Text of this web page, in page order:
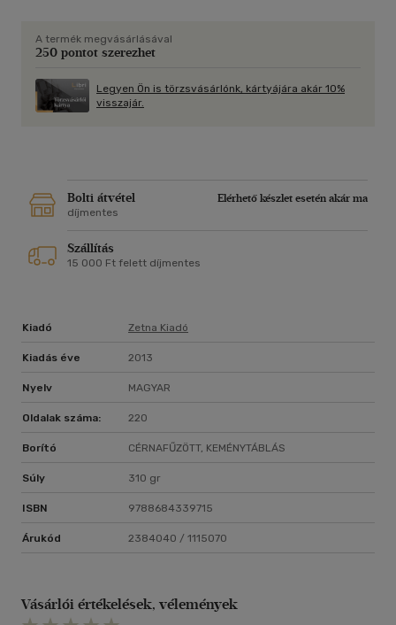
A termék megvásárlásával
250 pontot szerezhet
Legyen Ön is törzsvásárlónk, kártyájára akár 10%
visszajár.
Bolti átvétel
Elérhető készlet esetén akár ma
díjmentes
Szállítás
15 000 Ft felett díjmentes
Kiadó Zetna Kiadó
Kiadás éve 2013
Nyelv MAGYAR
Oldalak száma: 220
Borító CÉRNAFŰZÖTT, KEMÉNYTÁBLÁS
Súly 310 gr
ISBN 9788684339715
Árukód 2384040 / 1115070
Vásárlói értékelések, vélemények